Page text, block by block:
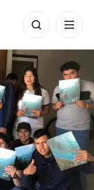
Search
for: